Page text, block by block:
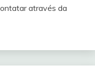
através da